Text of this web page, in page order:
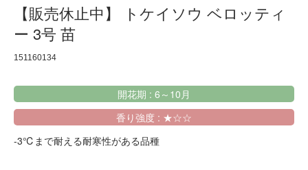
【販売休止中】 トケイソウ ベロッティ
ー 3号 苗
151160134
開花期 : 6～10月
香り強度 : ★☆☆
-3℃まで耐える耐寒性がある品種